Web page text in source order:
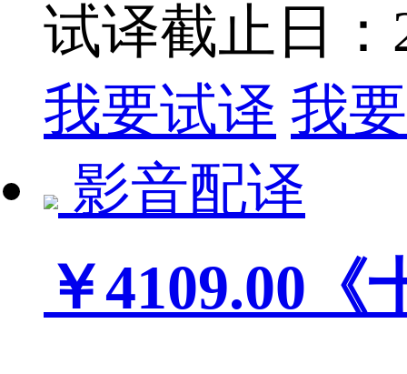
试译截止日：
我要试译 我
影音配译
￥4109.00